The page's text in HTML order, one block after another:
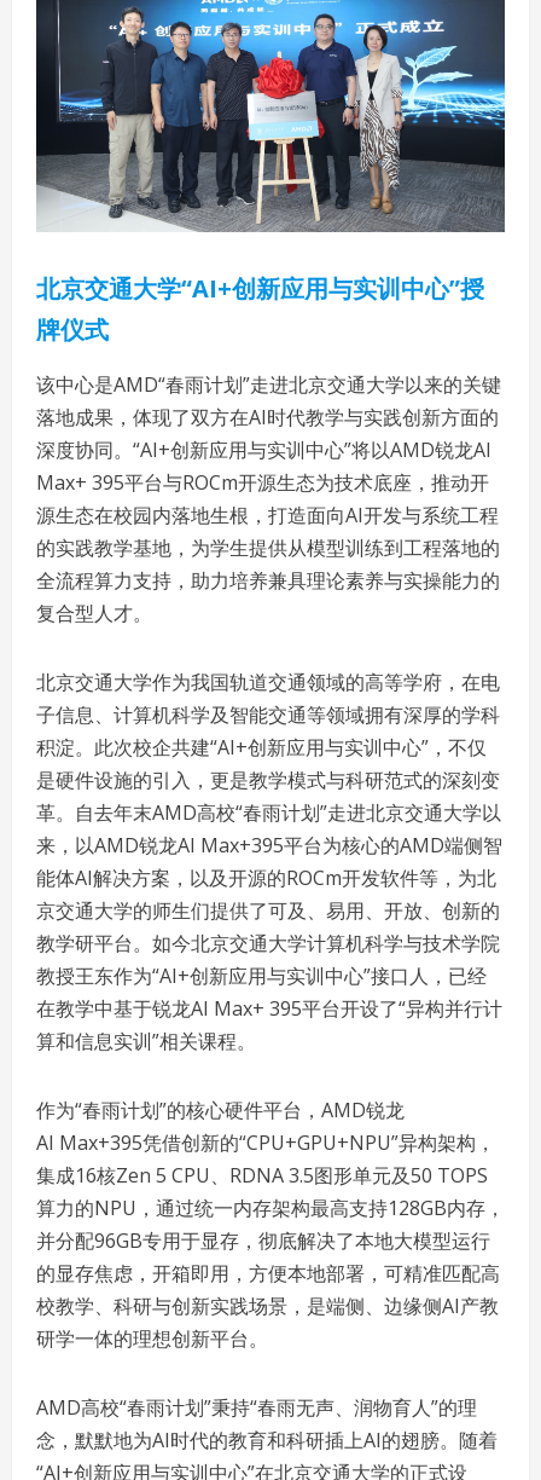
北京交通大学“AI+创新应用与实训中心”授
牌仪式
该中心是AMD“春雨计划”走进北京交通大学以来的关键
落地成果，体现了双方在AI时代教学与实践创新方面的
深度协同。“AI+创新应用与实训中心”将以AMD锐龙AI
Max+ 395平台与ROCm开源生态为技术底座，推动开
源生态在校园内落地生根，打造面向AI开发与系统工程
的实践教学基地，为学生提供从模型训练到工程落地的
全流程算力支持，助力培养兼具理论素养与实操能力的
复合型人才。
北京交通大学作为我国轨道交通领域的高等学府，在电
子信息、计算机科学及智能交通等领域拥有深厚的学科
积淀。此次校企共建“AI+创新应用与实训中心”，不仅
是硬件设施的引入，更是教学模式与科研范式的深刻变
革。自去年末AMD高校“春雨计划”走进北京交通大学以
来，以AMD锐龙AI Max+395平台为核心的AMD端侧智
能体AI解决方案，以及开源的ROCm开发软件等，为北
京交通大学的师生们提供了可及、易用、开放、创新的
教学研平台。如今北京交通大学计算机科学与技术学院
教授王东作为“AI+创新应用与实训中心”接口人，已经
在教学中基于锐龙AI Max+ 395平台开设了“异构并行计
算和信息实训”相关课程。
作为“春雨计划”的核心硬件平台，AMD锐龙
AI Max+395凭借创新的“CPU+GPU+NPU”异构架构，
集成16核Zen 5 CPU、RDNA 3.5图形单元及50 TOPS
算力的NPU，通过统一内存架构最高支持128GB内存，
并分配96GB专用于显存，彻底解决了本地大模型运行
的显存焦虑，开箱即用，方便本地部署，可精准匹配高
校教学、科研与创新实践场景，是端侧、边缘侧AI产教
研学一体的理想创新平台。
AMD高校“春雨计划”秉持“春雨无声、润物育人”的理
念，默默地为AI时代的教育和科研插上AI的翅膀。随着
“AI+创新应用与实训中心”在北京交通大学的正式设